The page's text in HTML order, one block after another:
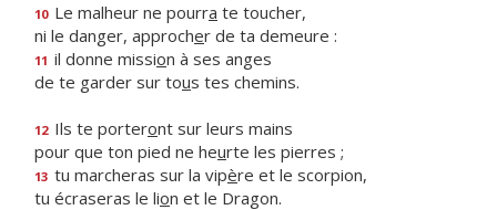
10 Le malheur ne pourra te toucher,
ni le danger, approcher de ta demeure :
11 il donne mission à ses anges
de te garder sur tous tes chemins.
12 Ils te porteront sur leurs mains
pour que ton pied ne heurte les pierres ;
13 tu marcheras sur la vipère et le scorpion,
tu écraseras le lion et le Dragon.